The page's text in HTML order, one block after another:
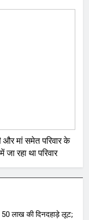
और मां समेत परिवार के
जा रहा था परिवार
लाख की दिनदहाड़े लूट;